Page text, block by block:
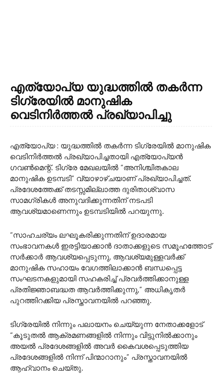
എത്യോപ്യ യുദ്ധത്തിൽ തകർന്ന
ടിഗ്രേയിൽ മാനുഷിക
വെടിനിർത്തൽ പ്രഖ്യാപിച്ചു
എത്യോപ്യ : യുദ്ധത്തിൽ തകർന്ന ടിഗ്രേയിൽ മാനുഷിക
വെടിനിർത്തൽ പ്രഖ്യാപിച്ചതായി എത്യോപ്യൻ
ഗവൺമെന്റ്. ടിഗ്രേ മേഖലയിൽ “അനിശ്ചിതകാല
മാനുഷിക ഉടമ്പടി” വ്യാഴാഴ്ചയാണ് പ്രഖ്യാപിച്ചത്.
പ്രദേശത്തേക്ക് തടസ്സമില്ലാത്ത ദുരിതാശ്വാസ
സാമഗ്രികൾ അനുവദിക്കുന്നതിന് നടപടി
ആവശ്യമാണെന്നും ഉടമ്പടിയിൽ പറയുന്നു.
“സാഹചര്യം ലഘൂകരിക്കുന്നതിന് ഉദാരമായ
സംഭാവനകൾ ഇരട്ടിയാക്കാൻ ദാതാക്കളുടെ സമൂഹത്തോട്
സർക്കാർ ആവശ്യപ്പെടുന്നു, ആവശ്യമുള്ളവർക്ക്
മാനുഷിക സഹായം വേഗത്തിലാക്കാൻ ബന്ധപ്പെട്ട
സംഘടനകളുമായി സഹകരിച്ച് പ്രവർത്തിക്കാനുള്ള
പ്രതിജ്ഞാബദ്ധത ആവർത്തിക്കുന്നു,” അധികൃതർ
പുറത്തിറക്കിയ പ്രസ്താവനയിൽ പറഞ്ഞു.
ടിഗ്രേയിൽ നിന്നും പലായനം ചെയ്യുന്ന നേതാക്കളോട്
“കൂടുതൽ ആക്രമണങ്ങളിൽ നിന്നും വിട്ടുനിൽക്കാനും
അയൽ പ്രദേശങ്ങളിൽ അവർ കൈവശപ്പെടുത്തിയ
പ്രദേശങ്ങളിൽ നിന്ന് പിന്മാറാനും” പ്രസ്താവനയിൽ
ആഹ്വാനം ചെയ്തു.